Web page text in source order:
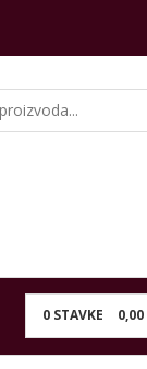
0 STAVKE 0,00